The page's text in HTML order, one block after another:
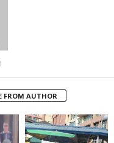
FROM AUTHOR